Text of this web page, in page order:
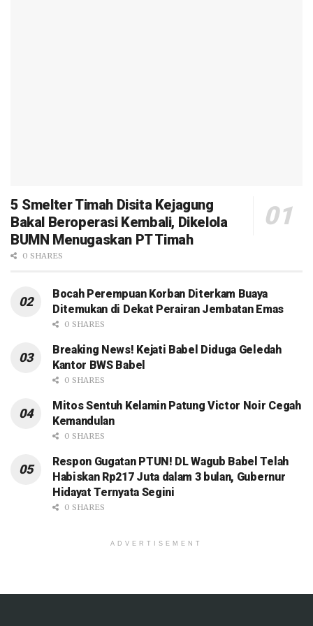
5 Smelter Timah Disita Kejagung
Bakal Beroperasi Kembali, Dikelola
BUMN Menugaskan PT Timah
0 SHARES
Bocah Perempuan Korban Diterkam Buaya
Ditemukan di Dekat Perairan Jembatan Emas
0 SHARES
Breaking News! Kejati Babel Diduga Geledah
Kantor BWS Babel
0 SHARES
Mitos Sentuh Kelamin Patung Victor Noir Cegah
Kemandulan
0 SHARES
Respon Gugatan PTUN! DL Wagub Babel Telah
Habiskan Rp217 Juta dalam 3 bulan, Gubernur
Hidayat Ternyata Segini
0 SHARES
ADVERTISEMENT